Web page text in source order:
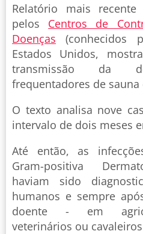
Relatório mais
pelos Centros de
Doenças (conhecidos
Estados Unidos,
transmissão da
frequentadores de sauna
O texto analisa nove
intervalo de dois meses
Até então, as
Gram-positiva
haviam sido
humanos e sempre
doente - em
veterinários ou